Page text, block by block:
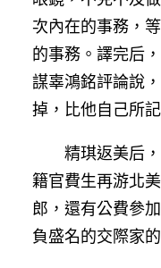
次內在的事務，
的事務。譯完后
謀辜鴻銘評論說
掉，比他自己所
精琪返美后
籍官費生再游北
郎，還有公費參
負盛名的交際家